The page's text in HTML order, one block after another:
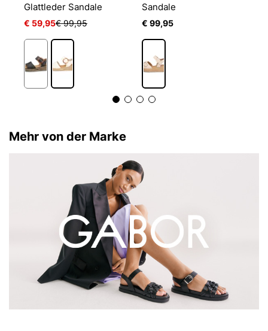
Glattleder Sandale
€ 59,95€ 99,95
Sandale
€ 99,95
Mehr von der Marke